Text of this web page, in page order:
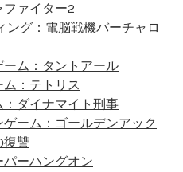
ァイター2
ング：電脳戦機バーチャロ
ム：タントアール
：テトリス
ダイナマイト刑事
ーム：ゴールデンアック
讐
ーハングオン